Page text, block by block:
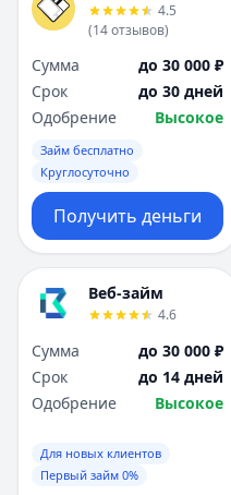
4.5
(14отзывов)
Сумма
до 30 000 ₽
Срок
до 30 дней
Одобрение
Высокое
Займ бесплатно
Круглосуточно
Получить деньги
Веб-займ
4.6
Сумма
до 30 000 ₽
Срок
до 14 дней
Одобрение
Высокое
Для новых клиентов
Первый займ 0%